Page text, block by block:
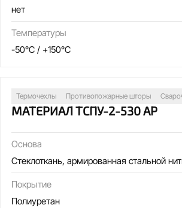
нет
Температуры
-50°C / +150°C
Термочехлы Противопожарные шторы
МАТЕРИАЛ ТСПУ-2-530 АР
Основа
Стеклоткань, армированная стальной
Покрытие
Полиуретан